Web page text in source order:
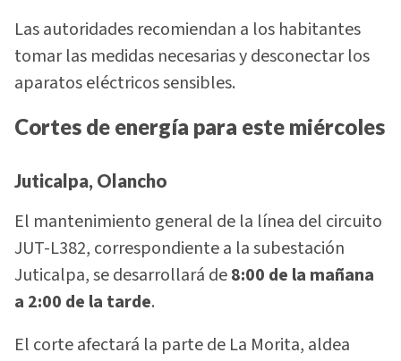
Las autoridades recomiendan a los habitantes
tomar las medidas necesarias y desconectar los
aparatos eléctricos sensibles.
Cortes de energía para este miércoles
Juticalpa, Olancho
El mantenimiento general de la línea del circuito
JUT-L382, correspondiente a la subestación
Juticalpa, se desarrollará de8:00 de la mañana
a 2:00 de la tarde.
El corte afectará la parte de La Morita, aldea